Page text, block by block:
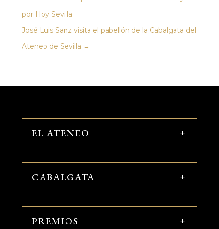
por Hoy Sevilla
José Luis Sanz visita el pabellón de la Cabalgata del
Ateneo de Sevilla →
EL ATENEO
CABALGATA
PREMIOS